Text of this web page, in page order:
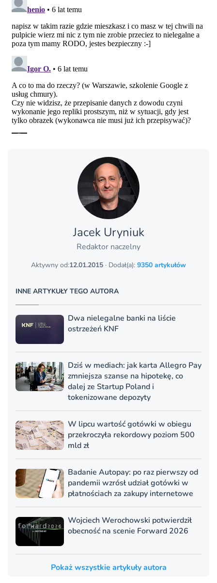
Jacek Uryniuk
Redaktor naczelny
Aktywny od:12.01.2015 · Dodał(a): 9350 artykułów
INNE ARTYKUŁY TEGO AUTORA
Dwa nielegalne banki na liście
ostrzeżeń KNF
Dziś w mediach: jak karta Allegro Pay
zmniejsza szanse na hipotekę, co
dalej ze Startup Poland i
tokenizowane depozyty
W lipcu wartość gotówki w obiegu
przekroczyła rekordowy poziom 500
mld zł
Badanie Autopay: po raz pierwszy od
pandemii wzrósł udział gotówki w
płatnościach za zakupy internetowe
Wojciech Werochowski potwierdził
obecność na scenie Forward 2026
Pokaż wszystkie artykuły autora